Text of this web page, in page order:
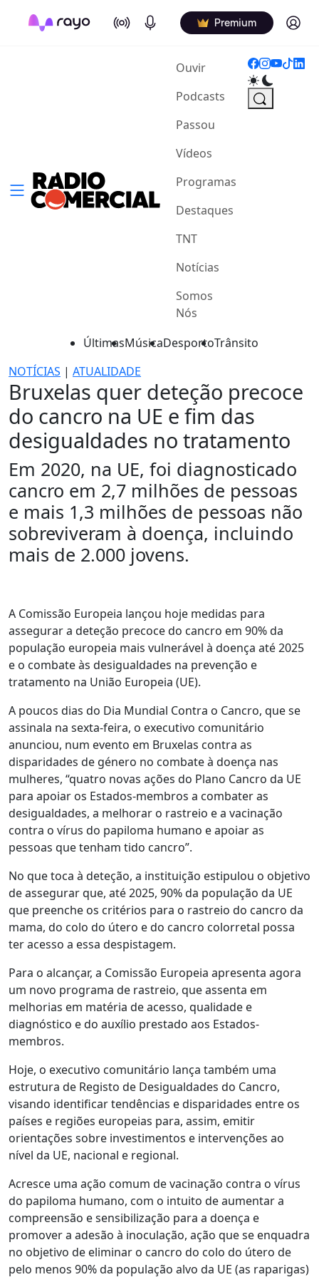
On Air Podcasts Premium Log in
Ouvir(current)
Podcasts
Passou
Vídeos
Programas
Destaques
TNT
Notícias
Somos
Nós
ÚltimasMúsicaDesportoTrânsito
NOTÍCIAS | ATUALIDADE
Bruxelas quer deteção precoce
do cancro na UE e fim das
desigualdades no tratamento
Em 2020, na UE, foi diagnosticado
cancro em 2,7 milhões de pessoas
e mais 1,3 milhões de pessoas não
sobreviveram à doença, incluindo
mais de 2.000 jovens.
A Comissão Europeia lançou hoje medidas para
assegurar a deteção precoce do cancro em 90% da
população europeia mais vulnerável à doença até 2025
e o combate às desigualdades na prevenção e
tratamento na União Europeia (UE).
A poucos dias do Dia Mundial Contra o Cancro, que se
assinala na sexta-feira, o executivo comunitário
anunciou, num evento em Bruxelas contra as
disparidades de género no combate à doença nas
mulheres, “quatro novas ações do Plano Cancro da UE
para apoiar os Estados-membros a combater as
desigualdades, a melhorar o rastreio e a vacinação
contra o vírus do papiloma humano e apoiar as
pessoas que tenham tido cancro”.
No que toca à deteção, a instituição estipulou o objetivo
de assegurar que, até 2025, 90% da população da UE
que preenche os critérios para o rastreio do cancro da
mama, do colo do útero e do cancro colorretal possa
ter acesso a essa despistagem.
Para o alcançar, a Comissão Europeia apresenta agora
um novo programa de rastreio, que assenta em
melhorias em matéria de acesso, qualidade e
diagnóstico e do auxílio prestado aos Estados-
membros.
Hoje, o executivo comunitário lança também uma
estrutura de Registo de Desigualdades do Cancro,
visando identificar tendências e disparidades entre os
países e regiões europeias para, assim, emitir
orientações sobre investimentos e intervenções ao
nível da UE, nacional e regional.
Acresce uma ação comum de vacinação contra o vírus
do papiloma humano, com o intuito de aumentar a
compreensão e sensibilização para a doença e
promover a adesão à inoculação, ação que se enquadra
no objetivo de eliminar o cancro do colo do útero de
pelo menos 90% da população alvo da UE (as raparigas)